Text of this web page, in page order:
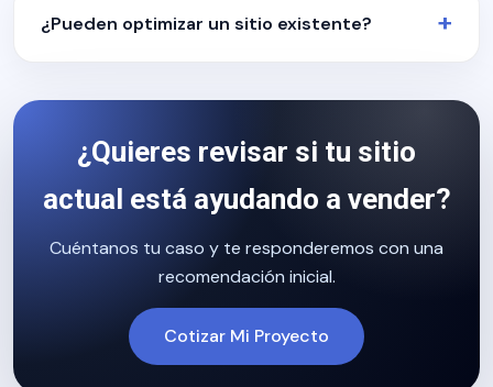
¿Pueden optimizar un sitio existente?
¿Quieres revisar si tu sitio
actual está ayudando a vender?
Cuéntanos tu caso y te responderemos con una
recomendación inicial.
Cotizar Mi Proyecto